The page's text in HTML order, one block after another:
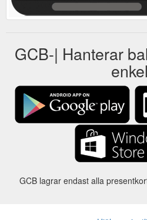
GCB-| Hanterar
GCB lagrar endast alla